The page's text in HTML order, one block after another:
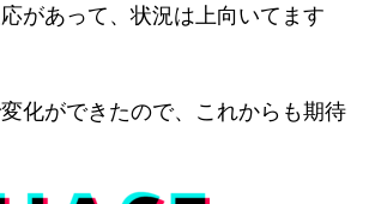
があって、状況は上向いてます
化ができたので、これからも期待